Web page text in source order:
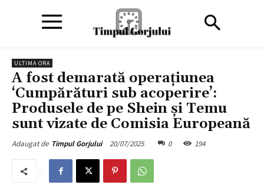
ULTIMA ORA
A fost demarată operațiunea
‘Cumpărături sub acoperire’:
Produsele de pe Shein și Temu
sunt vizate de Comisia Europeană
Adaugat de Timpul Gorjului 20/07/2025 0 194